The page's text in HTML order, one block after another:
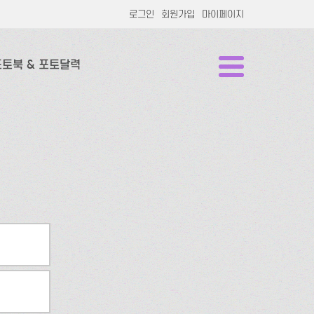
로그인 회원가입 마이페이지
북 & 포토달력